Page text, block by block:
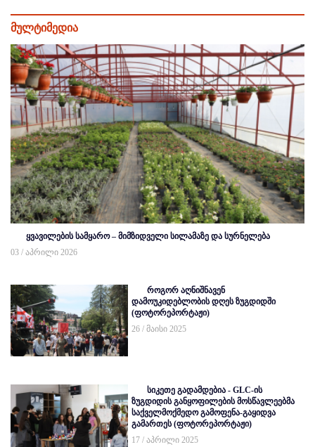
მულტიმედია
ყვავილების სამყარო – მიმზიდველი სილამაზე და სურნელება
03 / აპრილი 2026
როგორ აღნიშნავენ
დამოუკიდებლობის დღეს ზუგდიდში
(ფოტორეპორტაჟი)
26 / მაისი 2025
სიკეთე გადამდებია - GLC-ის
ზუგდიდის განყოფილების მოსწავლეებმა
საქველმოქმედო გამოფენა-გაყიდვა
გამართეს (ფოტორეპორტაჟი)
17 / აპრილი 2025